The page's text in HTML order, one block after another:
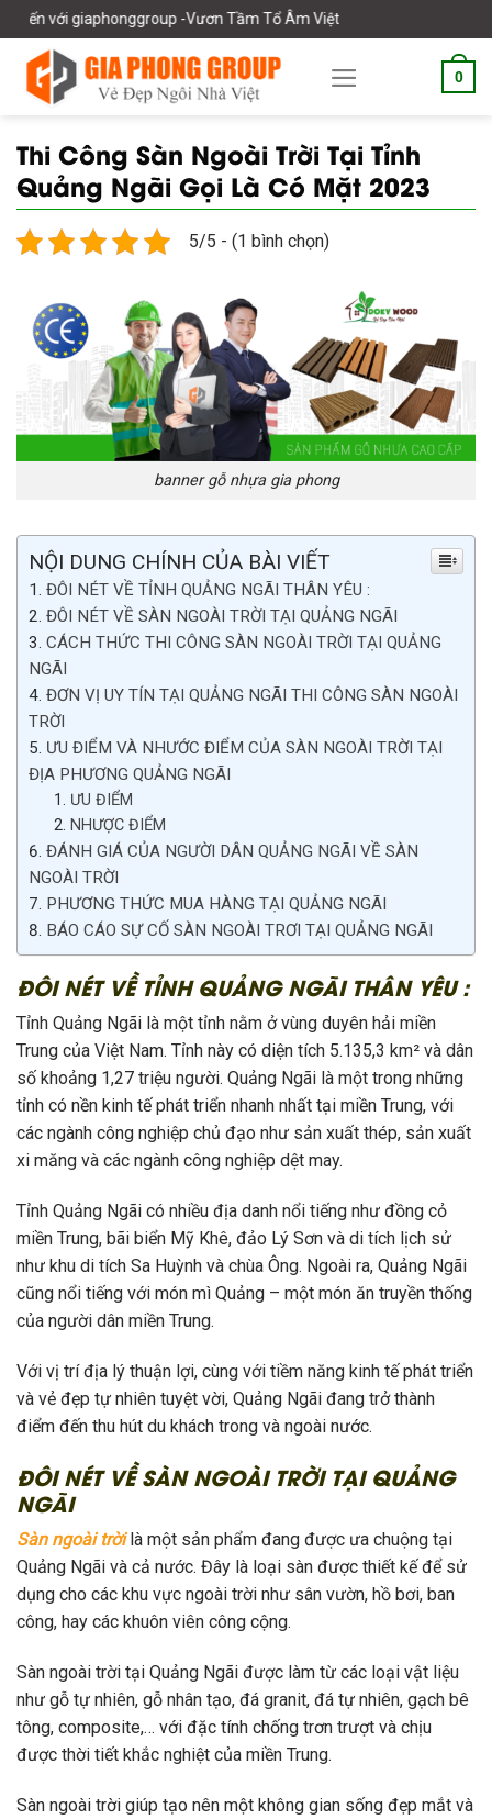
Skip
to
content
-Vươn Tầm Tổ Âm Việt
0
Thi Công Sàn Ngoài Trời Tại Tỉnh
Quảng Ngãi Gọi Là Có Mặt 2023
5/5 - (1 bình chọn)
banner gỗ nhựa gia phong
NỘI DUNG CHÍNH CỦA BÀI VIẾT
ĐÔI NÉT VỀ TỈNH QUẢNG NGÃI THÂN YÊU :
ĐÔI NÉT VỀ SÀN NGOÀI TRỜI TẠI QUẢNG NGÃI
CÁCH THỨC THI CÔNG SÀN NGOÀI TRỜI TẠI QUẢNG
NGÃI
ĐƠN VỊ UY TÍN TẠI QUẢNG NGÃI THI CÔNG SÀN NGOÀI
TRỜI
ƯU ĐIỂM VÀ NHƯỚC ĐIỂM CỦA SÀN NGOÀI TRỜI TẠI
ĐỊA PHƯƠNG QUẢNG NGÃI
ƯU ĐIỂM
NHƯỢC ĐIỂM
ĐÁNH GIÁ CỦA NGƯỜI DÂN QUẢNG NGÃI VỀ SÀN
NGOÀI TRỜI
PHƯƠNG THỨC MUA HÀNG TẠI QUẢNG NGÃI
BÁO CÁO SỰ CỐ SÀN NGOÀI TRƠI TẠI QUẢNG NGÃI
ĐÔI NÉT VỀ TỈNH QUẢNG NGÃI THÂN YÊU :
Tỉnh Quảng Ngãi là một tỉnh nằm ở vùng duyên hải miền
Trung của Việt Nam. Tỉnh này có diện tích 5.135,3 km² và dân
số khoảng 1,27 triệu người. Quảng Ngãi là một trong những
tỉnh có nền kinh tế phát triển nhanh nhất tại miền Trung, với
các ngành công nghiệp chủ đạo như sản xuất thép, sản xuất
xi măng và các ngành công nghiệp dệt may.
Tỉnh Quảng Ngãi có nhiều địa danh nổi tiếng như đồng cỏ
miền Trung, bãi biển Mỹ Khê, đảo Lý Sơn và di tích lịch sử
như khu di tích Sa Huỳnh và chùa Ông. Ngoài ra, Quảng Ngãi
cũng nổi tiếng với món mì Quảng – một món ăn truyền thống
của người dân miền Trung.
Với vị trí địa lý thuận lợi, cùng với tiềm năng kinh tế phát triển
và vẻ đẹp tự nhiên tuyệt vời, Quảng Ngãi đang trở thành
điểm đến thu hút du khách trong và ngoài nước.
ĐÔI NÉT VỀ SÀN NGOÀI TRỜI TẠI QUẢNG
NGÃI
Sàn ngoài trờilà một sản phẩm đang được ưa chuộng tại
Quảng Ngãi và cả nước. Đây là loại sàn được thiết kế để sử
dụng cho các khu vực ngoài trời như sân vườn, hồ bơi, ban
công, hay các khuôn viên công cộng.
Sàn ngoài trời tại Quảng Ngãi được làm từ các loại vật liệu
như gỗ tự nhiên, gỗ nhân tạo, đá granit, đá tự nhiên, gạch bê
tông, composite,… với đặc tính chống trơn trượt và chịu
được thời tiết khắc nghiệt của miền Trung.
Sàn ngoài trời giúp tạo nên một không gian sống đẹp mắt và